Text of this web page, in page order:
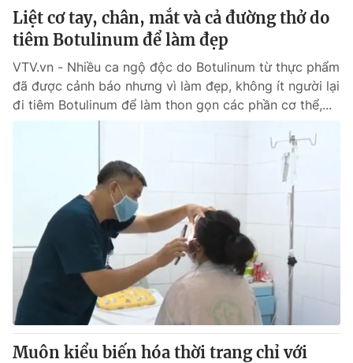
Góc doanh nghiệp
Truyền hình
Hậu trường
Nhân vật
Giải trí
Điện ảnh
Đời sống
Chất lượng cuộc sống
Học trực tuyến
Công nghệ
Hitech Công nghệ tương lai
Sản phẩm
Thị trường
Tư vấn
Giao lưu trực tuyến
Lịch phát sóng
Chuyên mục khác
Liệt cơ tay, chân, mắt và cả đường thở do
tiêm Botulinum để làm đẹp
VTV.vn - Nhiều ca ngộ độc do Botulinum từ thực phẩm
đã được cảnh báo nhưng vì làm đẹp, không ít người lại
đi tiêm Botulinum để làm thon gọn các phần cơ thể,...
Muôn kiểu biến hóa thời trang chỉ với